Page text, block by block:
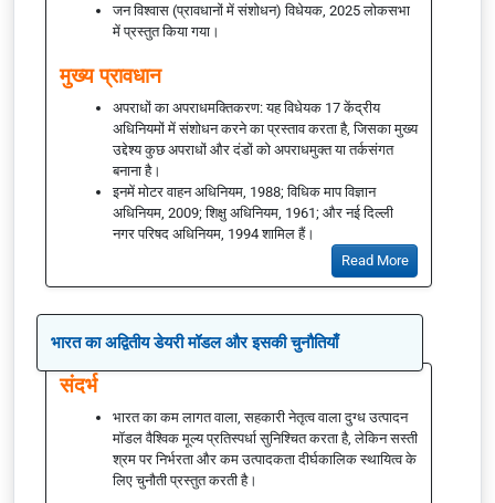
जन विश्वास (प्रावधानों में संशोधन) विधेयक, 2025 लोकसभा
में प्रस्तुत किया गया।
मुख्य प्रावधान
अपराधों का अपराधमक्तिकरण: यह विधेयक 17 केंद्रीय
अधिनियमों में संशोधन करने का प्रस्ताव करता है, जिसका मुख्य
उद्देश्य कुछ अपराधों और दंडों को अपराधमुक्त या तर्कसंगत
बनाना है।
इनमें मोटर वाहन अधिनियम, 1988; विधिक माप विज्ञान
अधिनियम, 2009; शिक्षु अधिनियम, 1961; और नई दिल्ली
नगर परिषद अधिनियम, 1994 शामिल हैं।
Read More
भारत का अद्वितीय डेयरी मॉडल और इसकी चुनौतियाँ
संदर्भ
भारत का कम लागत वाला, सहकारी नेतृत्व वाला दुग्ध उत्पादन
मॉडल वैश्विक मूल्य प्रतिस्पर्धा सुनिश्चित करता है, लेकिन सस्ती
श्रम पर निर्भरता और कम उत्पादकता दीर्घकालिक स्थायित्व के
लिए चुनौती प्रस्तुत करती है।